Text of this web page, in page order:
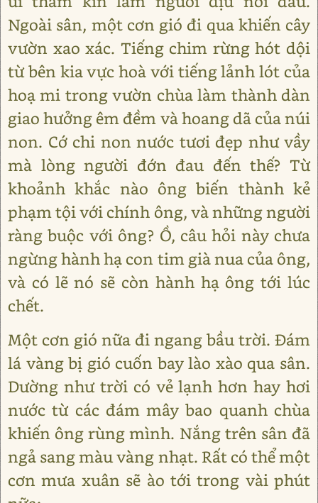
Ngoài sân, một cơn gió đi qua khiến cây
vườn xao xác. Tiếng chim rừng hót dội
từ bên kia vực hoà với tiếng lảnh lót của
hoạ mi trong vườn chùa làm thành dàn
giao hưởng êm đềm và hoang dã của núi
non. Cớ chi non nước tươi đẹp như vầy
mà lòng người đớn đau đến thế? Từ
khoảnh khắc nào ông biến thành kẻ
phạm tội với chính ông, và những người
ràng buộc với ông? Ồ, câu hỏi này chưa
ngừng hành hạ con tim già nua của ông,
và có lẽ nó sẽ còn hành hạ ông tới lúc
chết.
Một cơn gió nữa đi ngang bầu trời. Đám
lá vàng bị gió cuốn bay lào xào qua sân.
Dường như trời có vẻ lạnh hơn hay hơi
nước từ các đám mây bao quanh chùa
khiến ông rùng mình. Nắng trên sân đã
ngả sang màu vàng nhạt. Rất có thể một
cơn mưa xuân sẽ ào tới trong vài phút